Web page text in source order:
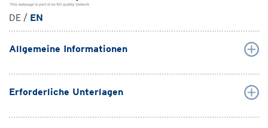
DE / EN
Allgemeine Informationen
Erforderliche Unterlagen